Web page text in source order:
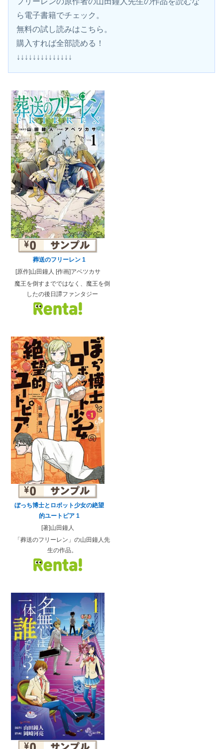
ら電子書籍でチェック。
無料の試し読みはこちら。
購入すれば全部読める！
↓↓↓↓↓↓↓↓↓↓↓↓↓↓
葬送のフリーレン 1
[原作]山田鐘人 [作画]アベツカサ
魔王を倒すまでではなく、魔王を倒
したの後日譚ファンタジー
ぼっち博士とロボット少女の絶望
的ユートピア 1
[著]山田鐘人
「葬送のフリーレン」の山田鐘人先
生の作品。